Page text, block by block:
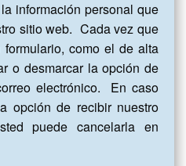
información personal que
sitio web. Cada vez que
como el de alta
o desmarcar la opción de
electrónico. En caso
opción de recibir nuestro
puede cancelarla en